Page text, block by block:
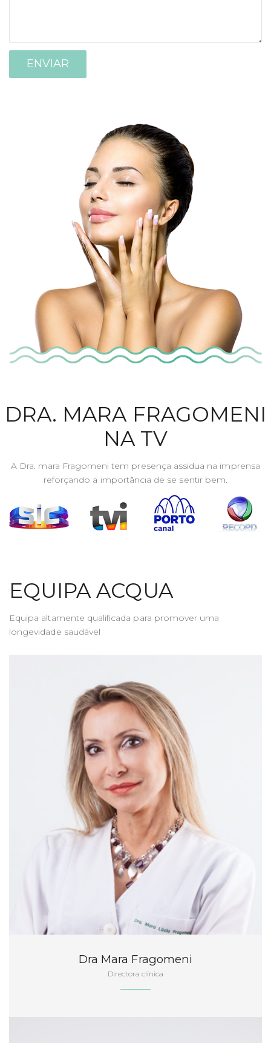
DRA. MARA FRAGOMENI
NA TV
A Dra. mara Fragomeni tem presença assidua na imprensa
reforçando a importância de se sentir bem.
EQUIPA ACQUA
Equipa altamente qualificada para promover uma
longevidade saudável
Dra Mara Fragomeni
Directora clínica